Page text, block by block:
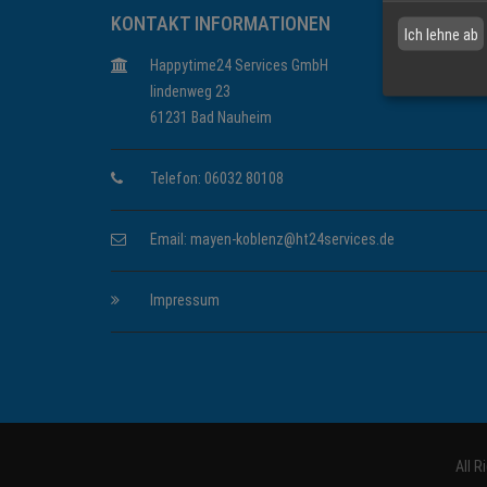
KONTAKT INFORMATIONEN
Happytime24 Services GmbH
lindenweg 23
61231 Bad Nauheim
Telefon: 06032 80108
Email: mayen-koblenz@ht24services.de
Impressum
All
Ich lehne ab